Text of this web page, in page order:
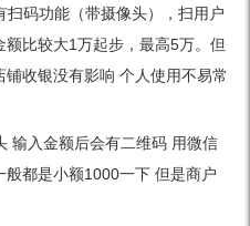
扫码功能（带摄像头），扫用户
比较大1万起步，最高5万。但
收银没有影响 个人使用不易常
输入金额后会有二维码 用微信
都是小额1000一下 但是商户